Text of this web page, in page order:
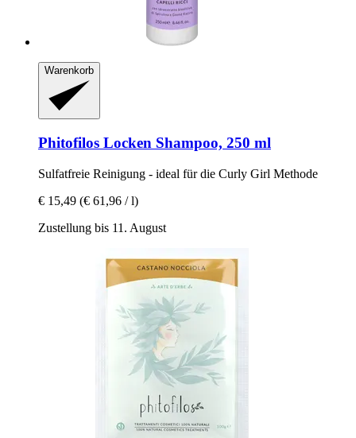
Warenkorb
Phitofilos Locken Shampoo, 250 ml
Sulfatfreie Reinigung -​ ideal für die Curly Girl Methode
€ 15,49 (€ 61,96 / l)
Zustellung bis 11. August